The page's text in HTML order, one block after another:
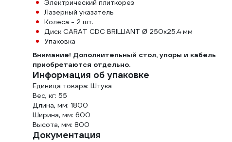
Электрический плиткорез
Лазерный указатель
Колеса - 2 шт.
Диск CARAT CDC BRILLIANT Ø 250х25.4 мм
Упаковка
Внимание! Дополнительный стол, упоры и кабель
приобретаются отдельно.
Информация об упаковке
Единица товара: Штука
Вес, кг: 55
Длина, мм: 1800
Ширина, мм: 600
Высота, мм: 800
Документация